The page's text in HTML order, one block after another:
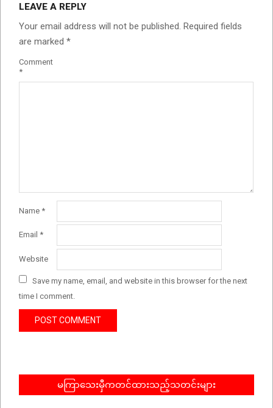
LEAVE A REPLY
Your email address will not be published. Required fields
are marked *
Comment
*
Name *
Email *
Website
Save my name, email, and website in this browser for the next
time I comment.
မကြာသေးမှီကတင်ထားသည့်သတင်းများ